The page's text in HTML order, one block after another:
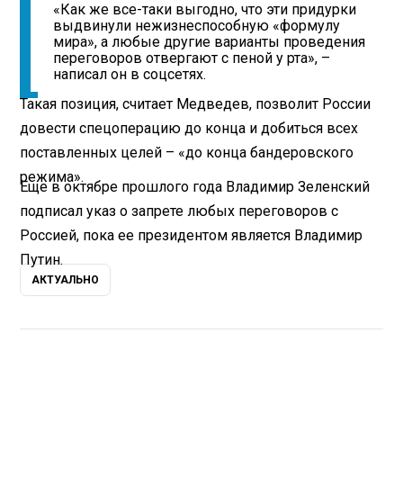
«Как же все-таки выгодно, что эти придурки
выдвинули нежизнеспособную «формулу
мира», а любые другие варианты проведения
переговоров отвергают с пеной у рта», –
написал он в соцсетях.
Такая позиция, считает Медведев, позволит России
довести спецоперацию до конца и добиться всех
поставленных целей – «до конца бандеровского
режима».
Еще в октябре прошлого года Владимир Зеленский
подписал указ о запрете любых переговоров с
Россией, пока ее президентом является Владимир
Путин.
АКТУАЛЬНО